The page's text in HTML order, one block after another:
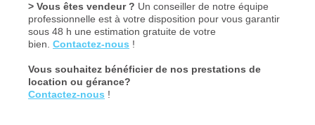
> Vous êtes vendeur ? Un conseiller de notre équipe
professionnelle est à votre disposition pour vous garantir
sous 48 h une estimation gratuite de votre
bien. Contactez-nous !
Vous souhaitez bénéficier de nos prestations de
location ou gérance?
Contactez-nous !